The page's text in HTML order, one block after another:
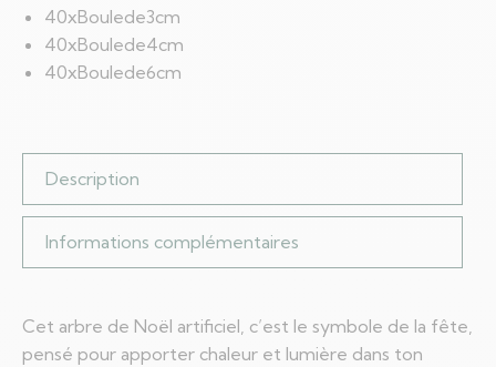
40xBoulede3cm
40xBoulede4cm
40xBoulede6cm
Description
Informations complémentaires
Cet arbre de Noël artificiel, c’est le symbole de la fête,
pensé pour apporter chaleur et lumière dans ton